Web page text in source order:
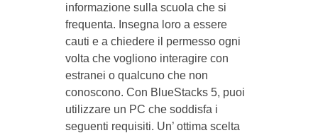
informazione sulla scuola che si
frequenta. Insegna loro a essere
cauti e a chiedere il permesso ogni
volta che vogliono interagire con
estranei o qualcuno che non
conoscono. Con BlueStacks 5, puoi
utilizzare un PC che soddisfa i
seguenti requisiti. Un’ ottima scelta